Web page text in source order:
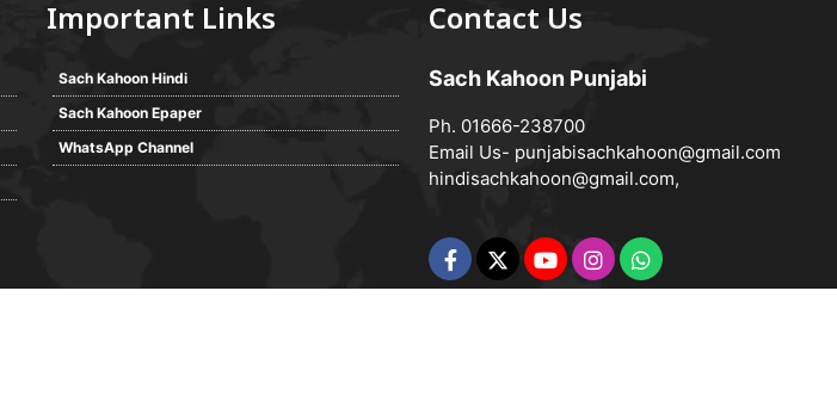
Important Links
Sach Kahoon Hindi
Sach Kahoon Epaper
WhatsApp Channel
Contact Us
Sach Kahoon Punjabi
Ph. 01666-238700
Email Us- punjabisachkahoon@gmail.com
hindisachkahoon@gmail.com,